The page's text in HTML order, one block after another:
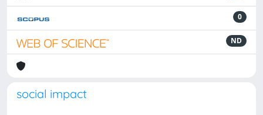
0
ND
social impact